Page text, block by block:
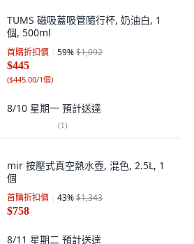
TUMS 磁吸蓋吸管隨行杯, 奶油白, 1
個, 500ml
首購折扣價 59%$1,092
$445
($445.00/1個)
8/10 星期一 預計送達
(1)
mir 按壓式真空熱水壺, 混色, 2.5L, 1
個
首購折扣價 43%$1,343
$758
8/11 星期二 預計送達